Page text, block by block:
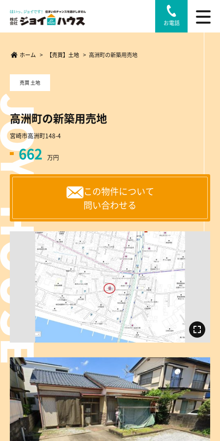
お電話
ホーム > 【売買】土地 > 高洲町の新築用売地
売買 土地
高洲町の新築用売地
宮崎市高洲町148-4
662 万円
この物件について
問い合わせる